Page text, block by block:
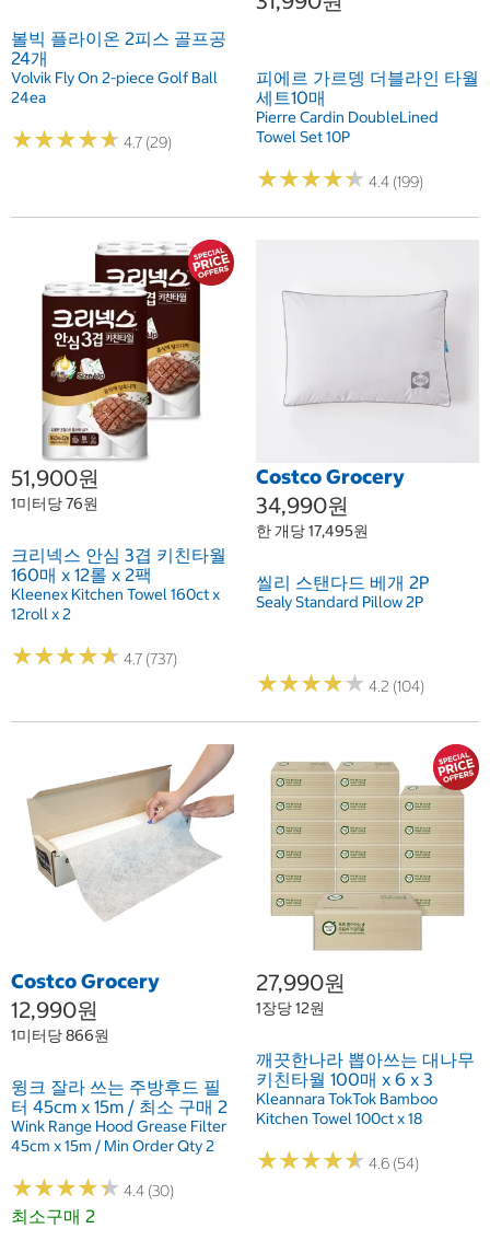
볼빅 플라이온 2피스 골프공
24개
Volvik Fly On 2-piece Golf Ball
24ea
★★★★★
★★★★★ 4.7 (29)
피에르 가르뎅 더블라인 타월
세트10매
Pierre Cardin DoubleLined
Towel Set 10P
★★★★★
★★★★★ 4.4 (199)
51,900원
1미터당 76원
크리넥스 안심 3겹 키친타월
160매 x 12롤 x 2팩
Kleenex Kitchen Towel 160ct x
12roll x 2
★★★★★
★★★★★ 4.7 (737)
Costco Grocery
34,990원
한 개당 17,495원
씰리 스탠다드 베개 2P
Sealy Standard Pillow 2P
★★★★★
★★★★★ 4.2 (104)
Costco Grocery
12,990원
1미터당 866원
윙크 잘라 쓰는 주방후드 필
터 45cm x 15m / 최소 구매 2
Wink Range Hood Grease Filter
45cm x 15m / Min Order Qty 2
★★★★★
★★★★★ 4.4 (30)
최소구매 2
27,990원
1장당 12원
깨끗한나라 뽑아쓰는 대나무
키친타월 100매 x 6 x 3
Kleannara TokTok Bamboo
Kitchen Towel 100ct x 18
★★★★★
★★★★★ 4.6 (54)